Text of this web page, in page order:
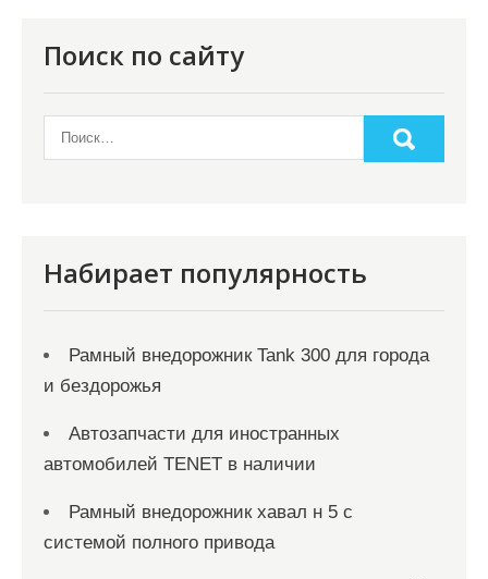
м
Поиск по сайту
Набирает популярность
Рамный внедорожник Tank 300 для города
и бездорожья
Автозапчасти для иностранных
автомобилей TENET в наличии
Рамный внедорожник хавал н 5 с
системой полного привода